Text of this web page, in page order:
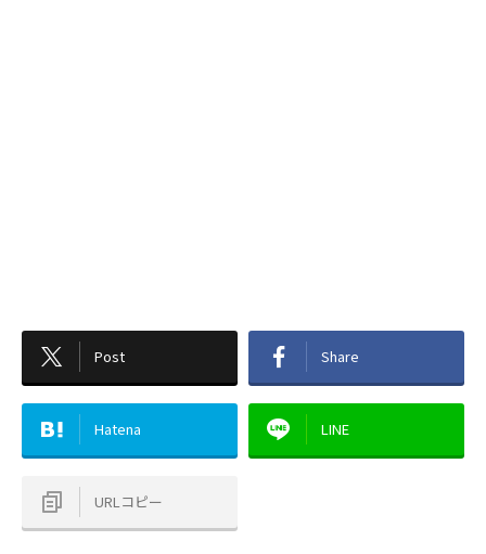
Post Share
Hatena LINE
URLコピー